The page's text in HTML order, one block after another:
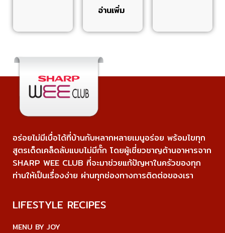
อ่านเพิ่ม
อร่อยไม่มีเบื่อได้ที่บ้านกับหลากหลายเมนูอร่อย พร้อมไขทุก
สูตรเด็ดเคล็ดลับแบบไม่มีกั๊ก โดยผู้เชี่ยวชาญด้านอาหารจาก
SHARP WEE CLUB ที่จะมาช่วยแก้ปัญหาในครัวของทุก
ท่านให้เป็นเรื่องง่าย ผ่านทุกช่องทางการติดต่อของเรา
LIFESTYLE RECIPES
MENU BY JOY